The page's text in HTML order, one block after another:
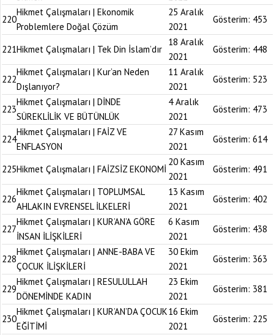
220
Hikmet Çalışmaları | Ekonomik
Problemlere Doğal Çözüm
25 Aralık
2021
Gösterim: 453
221Hikmet Çalışmaları | Tek Din İslam’dır
18 Aralık
2021
Gösterim: 448
222
Hikmet Çalışmaları | Kur’an Neden
Dışlanıyor?
11 Aralık
2021
Gösterim: 523
223
Hikmet Çalışmaları | DİNDE
SÜREKLİLİK VE BÜTÜNLÜK
4 Aralık
2021
Gösterim: 473
224
Hikmet Çalışmaları | FAİZ VE
ENFLASYON
27 Kasım
2021
Gösterim: 614
225Hikmet Çalışmaları | FAİZSİZ EKONOMİ
20 Kasım
2021
Gösterim: 491
226
Hikmet Çalışmaları | TOPLUMSAL
AHLAKIN EVRENSEL İLKELERİ
13 Kasım
2021
Gösterim: 402
227
Hikmet Çalışmaları | KUR’AN’A GÖRE
İNSAN İLİŞKİLERİ
6 Kasım
2021
Gösterim: 438
228
Hikmet Çalışmaları | ANNE-BABA VE
ÇOCUK İLİŞKİLERİ
30 Ekim
2021
Gösterim: 363
229
Hikmet Çalışmaları | RESULULLAH
DÖNEMİNDE KADIN
23 Ekim
2021
Gösterim: 381
230
Hikmet Çalışmaları | KUR’AN’DA ÇOCUK
EĞİTİMİ
16 Ekim
2021
Gösterim: 225